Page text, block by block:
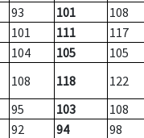
93 101
108
101 111
117
104 105
105
108 118
122
95 103
108
92 94
98